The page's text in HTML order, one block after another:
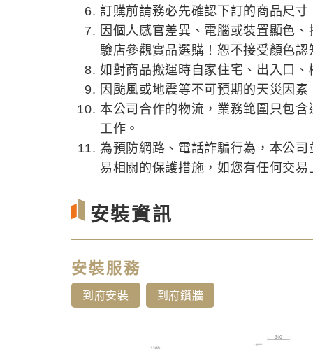
訂購前請務必先確認下訂的商品尺
因個人感官差異、電腦或裝置顯色
驗店參觀實品選購！恕不接受顏色
如對商品搬運時自家住宅、出入口
因颱風或地震等不可預期的天災因
本公司合作的物流，業務範圍只包
工作。
為預防網路、電話詐騙行為，本公
易相關的保護措施，如您有任何交
安裝資訊
安裝服務
到府安裝 到府鑽牆